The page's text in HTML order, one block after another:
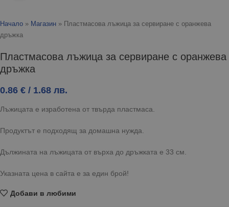
Начало » Магазин » Пластмасова лъжица за сервиране с оранжева
дръжка
Пластмасова лъжица за сервиране с оранжева
дръжка
0.86 € / 1.68 лв.
Лъжицата е изработена от твърда пластмаса.
Продуктът е подходящ за домашна нужда.
Дължината на лъжицата от върха до дръжката е 33 см.
Указната цена в сайта е за един брой!
Добави в любими